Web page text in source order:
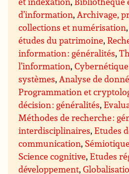
d’information,Archivage,
collections et numérisation
études du patrimoine,
information : généralités,
l’information,
systèmes,Analyse de
Programmation et
décision : généralités,
Méthodes de recherche :
interdisciplinaires,Etudes
communication,
Science cognitive,Etudes
développement,